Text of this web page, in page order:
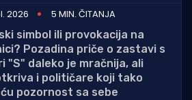
2026
5 MIN. ČITANJA
simbol ili provokacija na
Pozadina priče o zastavi s
"S" daleko je mračnija, ali
i političare koji tako
pozornost sa sebe